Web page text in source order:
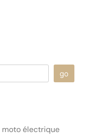
go
moto électrique